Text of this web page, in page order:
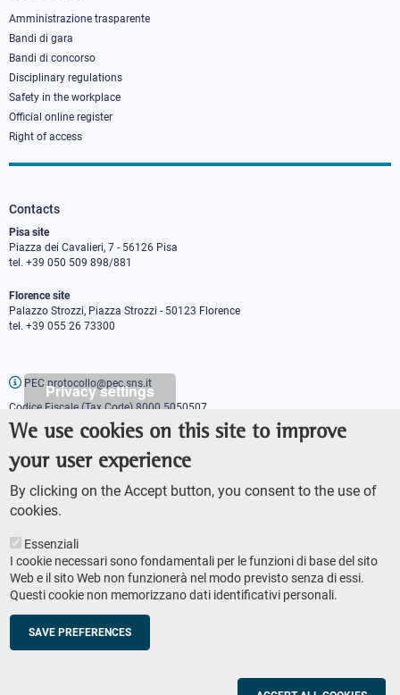
Privacy settings
We use cookies on this site to improve
your user experience
By clicking on the Accept button, you consent to the use of
cookies.
Essenziali
I cookie necessari sono fondamentali per le funzioni di base del sito
Web e il sito Web non funzionerà nel modo previsto senza di essi.
Questi cookie non memorizzano dati identificativi personali.
SAVE PREFERENCES
Amministrazione trasparente
Bandi di gara
Bandi di concorso
Disciplinary regulations
Safety in the workplace
Official online register
Right of access
Contacts
Pisa site
Piazza dei Cavalieri, 7 - 56126 Pisa
tel. +39 050 509 898/881
Florence site
Palazzo Strozzi, Piazza Strozzi - 50123 Florence
tel. +39 055 26 73300
PEC protocollo@pec.sns.it
Codice Fiscale (Tax Code) 8000 5050507
Partita IVA (VAT number) IT00420000507
Press officer
URP - Public relations office
Footer
secondary
AMMINISTRAZIONE TRASPARENTE